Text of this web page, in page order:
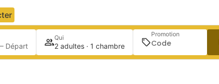
Départ
Qui
2 adultes · 1 chambre
Promotion